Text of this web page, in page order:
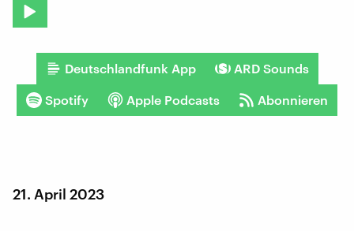
Deutschlandfunk App ARD Sounds
Spotify Apple Podcasts Abonnieren
21. April 2023